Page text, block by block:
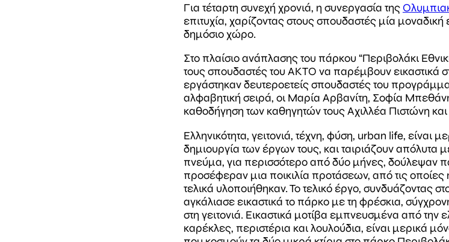
Για τέταρτη συνεχή χρονιά, η συνεργασία της
επιτυχία, χαρίζοντας στους σπουδαστές μία
δημόσιο χώρο.
Στο πλαίσιο ανάπλασης του πάρκου “Περιβολάκι
τους σπουδαστές του ΑΚΤΟ να παρέμβουν εικαστικά
εργάστηκαν δευτεροετείς σπουδαστές του
αλφαβητική σειρά, οι Μαρία Αρβανίτη, Σοφία
καθοδήγηση των καθηγητών τους Αχιλλέα Πιστώνη
Ελληνικότητα, γειτονιά, τέχνη, φύση, urban life, είναι
δημιουργία των έργων τους, και ταιριάζουν απόλυτα
πνεύμα, για περισσότερο από δύο μήνες, δούλεψαν
προσέφεραν μια ποικιλία προτάσεων, από τις
τελικά υλοποιήθηκαν. Το τελικό έργο, συνδυάζοντας
αγκάλιασε εικαστικά το πάρκο με τη φρέσκια,
στη γειτονιά. Εικαστικά μοτίβα εμπνευσμένα από
καρέκλες, περιστέρια και λουλούδια, είναι μερικά